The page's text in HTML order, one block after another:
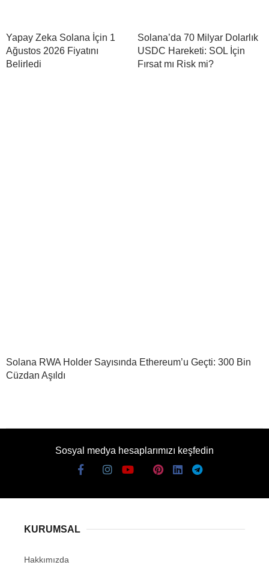
Yapay Zeka Solana İçin 1
Ağustos 2026 Fiyatını
Belirledi
Solana’da 70 Milyar Dolarlık
USDC Hareketi: SOL İçin
Fırsat mı Risk mi?
Solana RWA Holder Sayısında Ethereum’u Geçti: 300 Bin
Cüzdan Aşıldı
Sosyal medya hesaplarımızı keşfedin
KURUMSAL
Hakkımızda